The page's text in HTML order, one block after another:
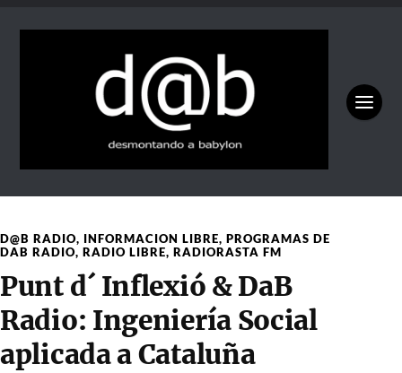
D@B RADIO, INFORMACION LIBRE, PROGRAMAS DE
DAB RADIO, RADIO LIBRE, RADIORASTA FM
Punt d´ Inflexió & DaB
Radio: Ingeniería Social
aplicada a Cataluña